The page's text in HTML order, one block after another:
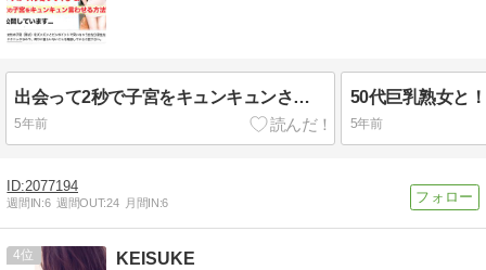
出会って2秒で子宮をキュンキュンさせる男になる方法
5年前
50代巨乳熟女と！
5年前
2077194
週間IN:6 週間OUT:24 月間IN:6
4 KEISUKE